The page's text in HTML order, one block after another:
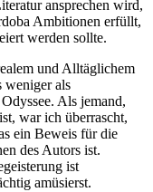
ansprechen wird,
Ambitionen erfüllt,
werden sollte.
und Alltäglichem
weniger als
Als jemand,
war ich überrascht,
ein Beweis für die
des Autors ist.
ist
amüsierst.